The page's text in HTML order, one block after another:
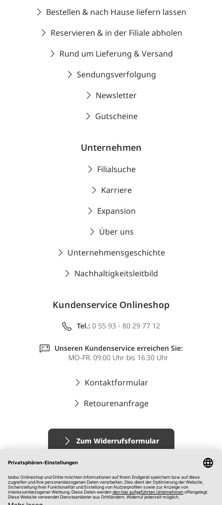
Bestellen & nach Hause liefern lassen
Reservieren & in der Filiale abholen
Rund um Lieferung & Versand
Sendungsverfolgung
Newsletter
Gutscheine
Unternehmen
Filialsuche
Karriere
Expansion
Über uns
Unternehmensgeschichte
Nachhaltigkeitsleitbild
Kundenservice Onlineshop
Tel.: 0 55 93 - 80 29 77 12
Unseren Kundenservice erreichen Sie:
MO-FR: 09:00 Uhr bis 16:30 Uhr
Kontaktformular
Retourenanfrage
Zum Widerrufsformular
Impressum
AGB